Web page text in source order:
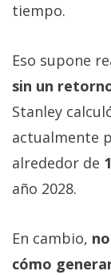
tiempo.
Eso supone
sin un
Stanley
actualmente
alrededor de
año 2028.
En cambio,
cómo